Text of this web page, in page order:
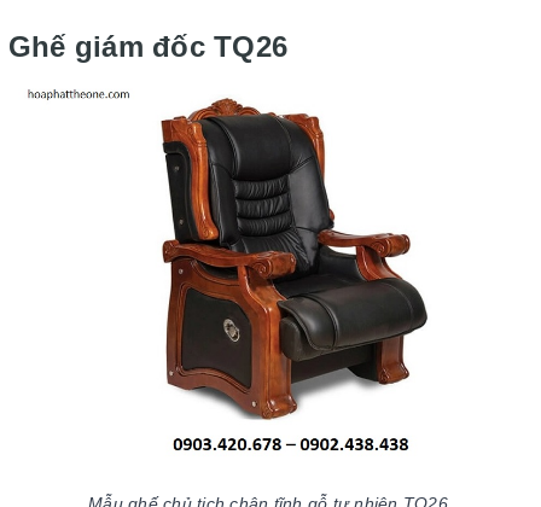
Ghế giám đốc TQ26